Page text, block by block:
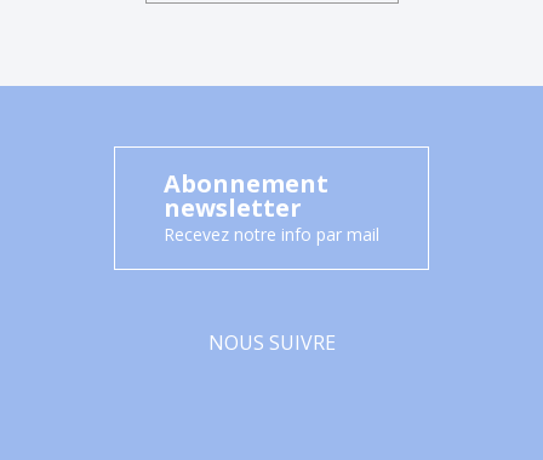
Abonnement
newsletter
Recevez notre info par mail
NOUS SUIVRE